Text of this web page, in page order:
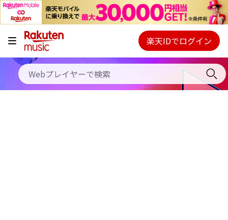
キャンペーン
料金プラン
使い方
Webプレイヤー
ご契約内容の確認・変更
楽天IDでログイン